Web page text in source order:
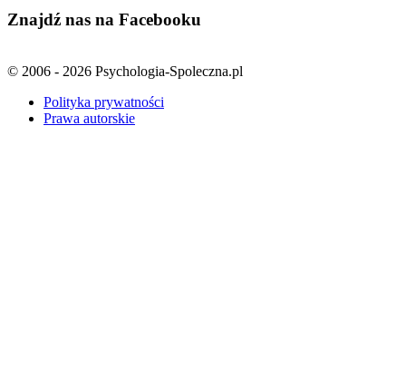
Znajdź nas na Facebooku
© 2006 - 2026 Psychologia-Spoleczna.pl
Polityka prywatności
Prawa autorskie